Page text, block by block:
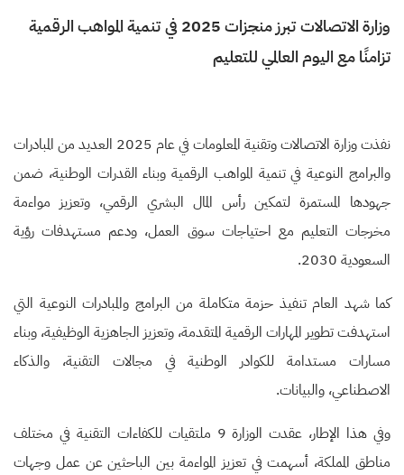
وزارة الاتصالات تبرز منجزات 2025 في تنمية المواهب الرقمية
تزامنًا مع اليوم العالمي للتعليم
نفذت وزارة الاتصالات وتقنية المعلومات في عام 2025 العديد من المبادرات
والبرامج النوعية في تنمية المواهب الرقمية وبناء القدرات الوطنية، ضمن
جهودها المستمرة لتمكين رأس المال البشري الرقمي، وتعزيز مواءمة
مخرجات التعليم مع احتياجات سوق العمل، ودعم مستهدفات رؤية
السعودية 2030.
كما شهد العام تنفيذ حزمة متكاملة من البرامج والمبادرات النوعية التي
استهدفت تطوير المهارات الرقمية المتقدمة، وتعزيز الجاهزية الوظيفية، وبناء
مسارات مستدامة للكوادر الوطنية في مجالات التقنية، والذكاء
الاصطناعي، والبيانات.
وفي هذا الإطار، عقدت الوزارة 9 ملتقيات للكفاءات التقنية في مختلف
مناطق المملكة، أسهمت في تعزيز المواءمة بين الباحثين عن عمل وجهات